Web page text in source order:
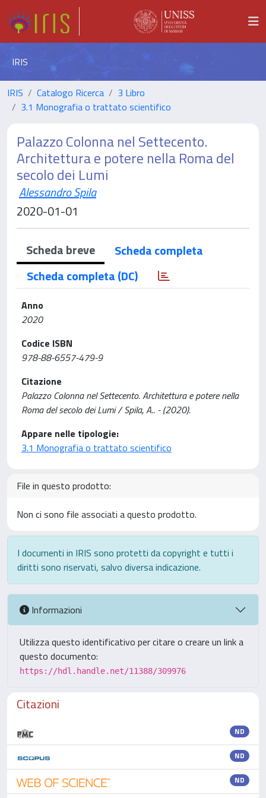
IRIS
IRIS Catalogo Ricerca
3 Libro
3.1 Monografia o trattato scientifico
Palazzo Colonna nel Settecento.
Architettura e potere nella Roma del
secolo dei Lumi
Alessandro Spila
2020-01-01
Scheda breve
Scheda completa
Scheda completa (DC)
Anno
2020
Codice ISBN
978-88-6557-479-9
Citazione
Palazzo Colonna nel Settecento. Architettura e potere nella
Roma del secolo dei Lumi / Spila, A.. - (2020).
Appare nelle tipologie:
3.1 Monografia o trattato scientifico
File in questo prodotto:
Non ci sono file associati a questo prodotto.
I documenti in IRIS sono protetti da copyright e tutti i
diritti sono riservati, salvo diversa indicazione.
Informazioni
Utilizza questo identificativo per citare o creare un link a
questo documento:
https://hdl.handle.net/11388/309976
Citazioni
ND
ND
ND